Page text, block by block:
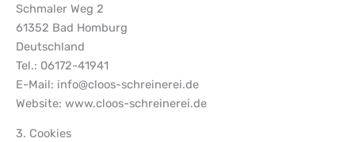
Schmaler Weg 2
61352 Bad Homburg
Deutschland
Tel.: 06172-41941
E-Mail: info@cloos-schreinerei.de
Website: www.cloos-schreinerei.de
3. Cookies